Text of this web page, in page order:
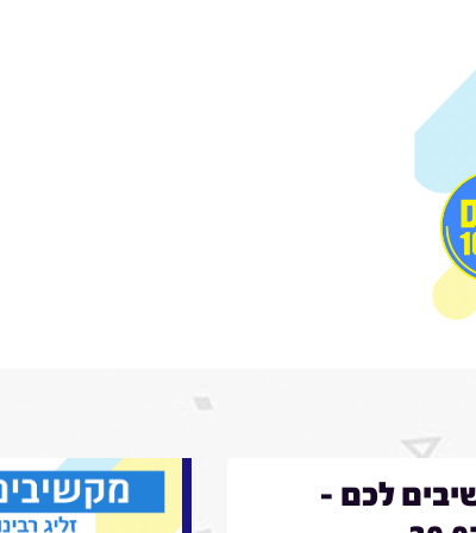
לכם -